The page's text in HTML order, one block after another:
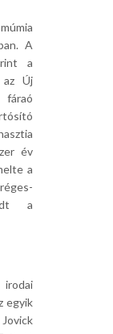
A
a
az Új
év
a
a
egyik